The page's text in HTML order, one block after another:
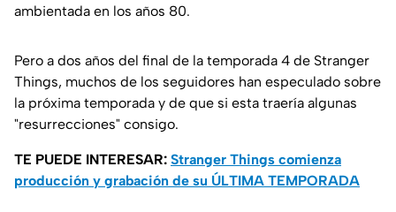
ambientada en los años 80.
Pero a dos años del final de la temporada 4 de Stranger
Things, muchos de los seguidores han especulado sobre
la próxima temporada y de que si esta traería algunas
"resurrecciones" consigo.
TE PUEDE INTERESAR: Stranger Things comienza
producción y grabación de su ÚLTIMA TEMPORADA